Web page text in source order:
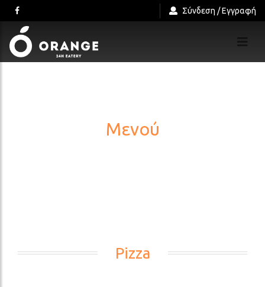
Σύνδεση / Εγγραφή
Μενού
Pizza